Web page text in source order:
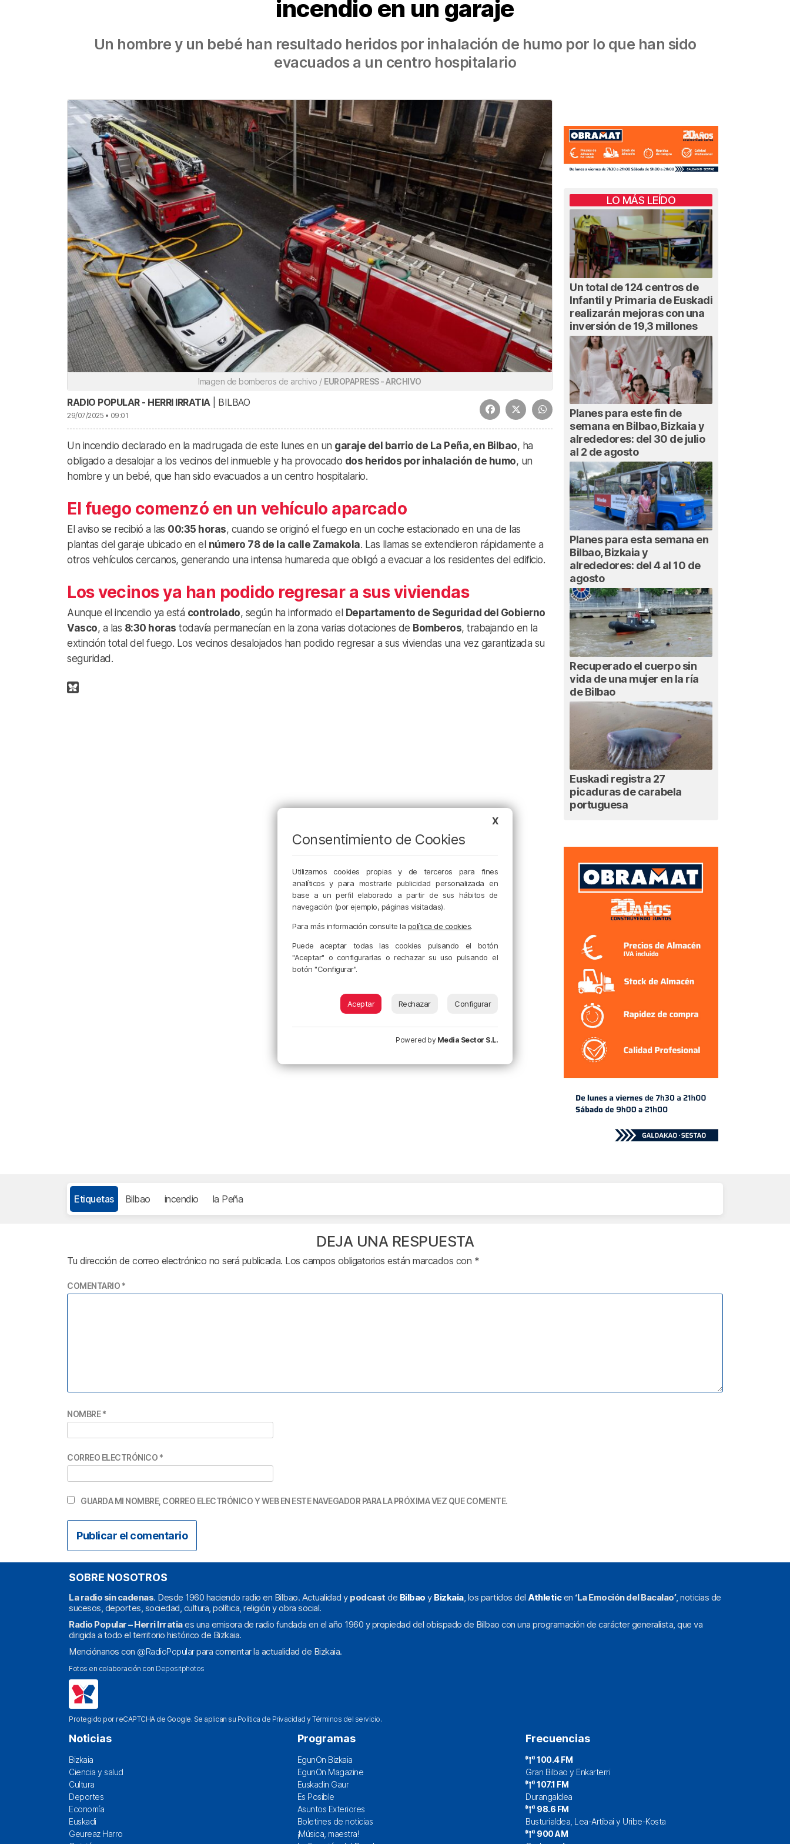
incendio en un garaje
Un hombre y un bebé han resultado heridos por inhalación de humo por lo que han sido
evacuados a un centro hospitalario
Imagen de bomberos de archivo / EUROPAPRESS - ARCHIVO
RADIO POPULAR - HERRI IRRATIA| BILBAO
29/07/2025 • 09:01
Un incendio declarado en la madrugada de este lunes en un garaje del barrio de La Peña, en Bilbao, ha
obligado a desalojar a los vecinos del inmueble y ha provocado dos heridos por inhalación de humo, un
hombre y un bebé, que han sido evacuados a un centro hospitalario.
El fuego comenzó en un vehículo aparcado
El aviso se recibió a las 00:35 horas, cuando se originó el fuego en un coche estacionado en una de las
plantas del garaje ubicado en el número 78 de la calle Zamakola. Las llamas se extendieron rápidamente a
otros vehículos cercanos, generando una intensa humareda que obligó a evacuar a los residentes del edificio.
Los vecinos ya han podido regresar a sus viviendas
Aunque el incendio ya está controlado, según ha informado el Departamento de Seguridad del Gobierno
Vasco, a las 8:30 horas todavía permanecían en la zona varias dotaciones de Bomberos, trabajando en la
extinción total del fuego. Los vecinos desalojados han podido regresar a sus viviendas una vez garantizada su
seguridad.
LO MÁS LEÍDO
Un total de 124 centros de
Infantil y Primaria de Euskadi
realizarán mejoras con una
inversión de 19,3 millones
Planes para este fin de
semana en Bilbao, Bizkaia y
alrededores: del 30 de julio
al 2 de agosto
Planes para esta semana en
Bilbao, Bizkaia y
alrededores: del 4 al 10 de
agosto
Recuperado el cuerpo sin
vida de una mujer en la ría
de Bilbao
Euskadi registra 27
picaduras de carabela
portuguesa
Etiquetas Bilbao incendio la Peña
DEJA UNA RESPUESTA
Tu dirección de correo electrónico no será publicada. Los campos obligatorios están marcados con *
COMENTARIO *
NOMBRE*
CORREO ELECTRÓNICO *
GUARDA MI NOMBRE, CORREO ELECTRÓNICO Y WEB EN ESTE NAVEGADOR PARA LA PRÓXIMA VEZ QUE COMENTE.
SOBRE NOSOTROS
La radio sin cadenas. Desde 1960 haciendo radio en Bilbao. Actualidad y podcast de Bilbao y Bizkaia, los partidos del Athleticen ‘La Emoción del Bacalao’, noticias de
sucesos, deportes, sociedad, cultura, política, religión y obra social.
Radio Popular – Herri Irratiaes una emisora de radio fundada en el año 1960 y propiedad del obispado de Bilbao con una programación de carácter generalista, que va
dirigida a todo el territorio histórico de Bizkaia.
Menciónanos con @RadioPopularpara comentar la actualidad de Bizkaia.
Fotos en colaboración con Depositphotos
Protegido por reCAPTCHA de Google. Se aplican su Política de Privacidad yTérminos del servicio.
Noticias
Bizkaia
Ciencia y salud
Cultura
Deportes
Economía
Euskadi
Geureaz Harro
Programas
EgunOn Bizkaia
EgunOn Magazine
Euskadin Gaur
Es Posible
Asuntos Exteriores
Boletines de noticias
¡Música, maestra!
Frecuencias
100.4 FM
Gran Bilbao y Enkarterri
107.1 FM
Durangaldea
98.6 FM
Busturialdea, Lea-Artibai y Uribe-Kosta
900 AM
X
Consentimiento de Cookies
Utilizamos cookies propias y de terceros para fines
analíticos y para mostrarle publicidad personalizada en
base a un perfil elaborado a partir de sus hábitos de
navegación (por ejemplo, páginas visitadas).
Para más información consulte la política de cookies.
Puede aceptar todas las cookies pulsando el botón
"Aceptar" o configurarlas o rechazar su uso pulsando el
botón "Configurar".
Aceptar Rechazar Configurar
Powered by Media Sector S.L.